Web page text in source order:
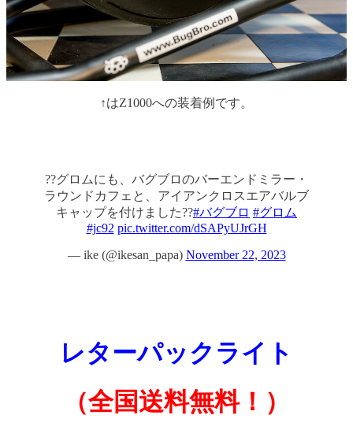
↑はZ1000への装着例です。
??グロムにも、バグブロのバーエンドミラー・
ラウンドカフェと、アイアンクロスエアバルブ
キャップを付けました??#バグブロ #グロム
#jc92 pic.twitter.com/dSAPyUJrGH
— ike (@ikesan_papa) November 22, 2023
レターパックライト
（全国送料無料！）